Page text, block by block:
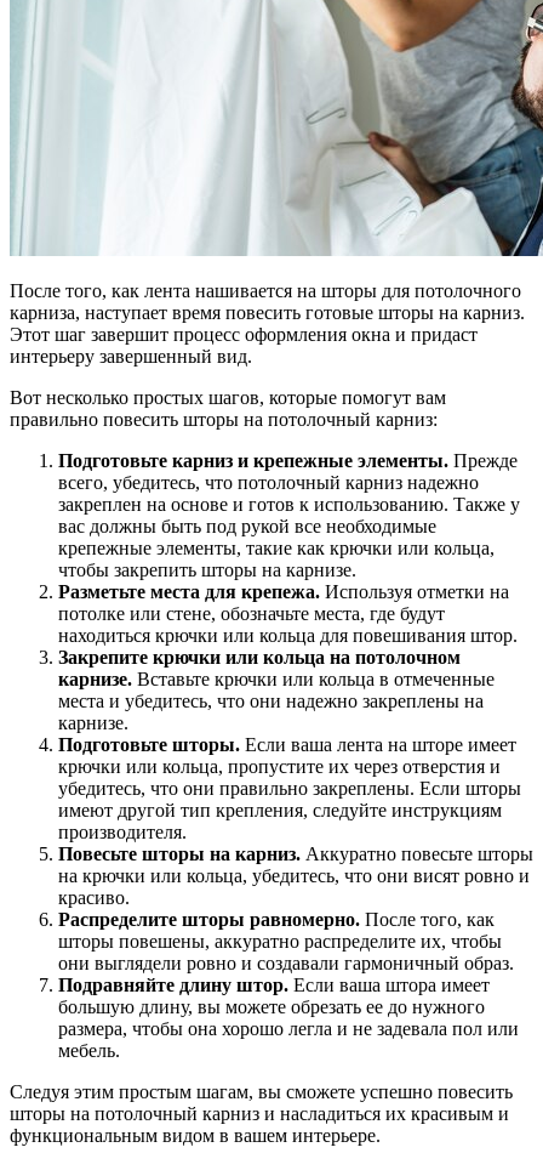
После того, как лента нашивается на шторы для потолочного
карниза, наступает время повесить готовые шторы на карниз.
Этот шаг завершит процесс оформления окна и придаст
интерьеру завершенный вид.
Вот несколько простых шагов, которые помогут вам
правильно повесить шторы на потолочный карниз:
Подготовьте карниз и крепежные элементы. Прежде
всего, убедитесь, что потолочный карниз надежно
закреплен на основе и готов к использованию. Также у
вас должны быть под рукой все необходимые
крепежные элементы, такие как крючки или кольца,
чтобы закрепить шторы на карнизе.
Разметьте места для крепежа. Используя отметки на
потолке или стене, обозначьте места, где будут
находиться крючки или кольца для повешивания штор.
Закрепите крючки или кольца на потолочном
карнизе. Вставьте крючки или кольца в отмеченные
места и убедитесь, что они надежно закреплены на
карнизе.
Подготовьте шторы. Если ваша лента на шторе имеет
крючки или кольца, пропустите их через отверстия и
убедитесь, что они правильно закреплены. Если шторы
имеют другой тип крепления, следуйте инструкциям
производителя.
Повесьте шторы на карниз. Аккуратно повесьте шторы
на крючки или кольца, убедитесь, что они висят ровно и
красиво.
Распределите шторы равномерно. После того, как
шторы повешены, аккуратно распределите их, чтобы
они выглядели ровно и создавали гармоничный образ.
Подравняйте длину штор. Если ваша штора имеет
большую длину, вы можете обрезать ее до нужного
размера, чтобы она хорошо легла и не задевала пол или
мебель.
Следуя этим простым шагам, вы сможете успешно повесить
шторы на потолочный карниз и насладиться их красивым и
функциональным видом в вашем интерьере.